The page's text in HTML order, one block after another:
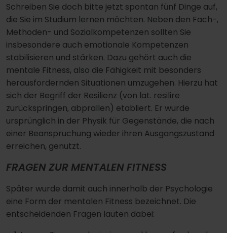
Schreiben Sie doch bitte jetzt spontan fünf Dinge auf,
die Sie im Studium lernen möchten. Neben den Fach-,
Methoden- und Sozialkompetenzen sollten Sie
insbesondere auch emotionale Kompetenzen
stabilisieren und stärken. Dazu gehört auch die
mentale Fitness, also die Fähigkeit mit besonders
herausfordernden Situationen umzugehen. Hierzu hat
sich der Begriff der Resilienz (von lat. resilire
zurückspringen‚ abprallen) etabliert. Er wurde
ursprünglich in der Physik für Gegenstände, die nach
einer Beanspruchung wieder ihren Ausgangszustand
erreichen, genutzt.
FRAGEN ZUR MENTALEN FITNESS
Später wurde damit auch innerhalb der Psychologie
eine Form der mentalen Fitness bezeichnet. Die
entscheidenden Fragen lauten dabei: